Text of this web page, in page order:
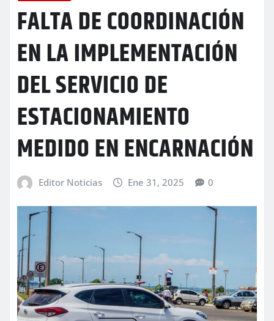
FALTA DE COORDINACIÓN
EN LA IMPLEMENTACIÓN
DEL SERVICIO DE
ESTACIONAMIENTO
MEDIDO EN ENCARNACIÓN
Editor Noticias Ene 31, 2025 0